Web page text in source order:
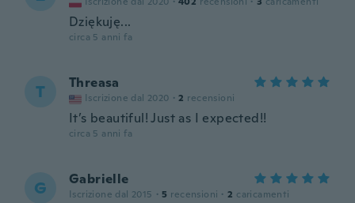
Dziękuję...
circa 5 anni fa
T Threasa
Iscrizione dal 2020 · 2 recensioni
It’s beautiful! Just as I expected!!
circa 5 anni fa
G Gabrielle
Iscrizione dal 2015 · 5 recensioni · 2 caricamenti